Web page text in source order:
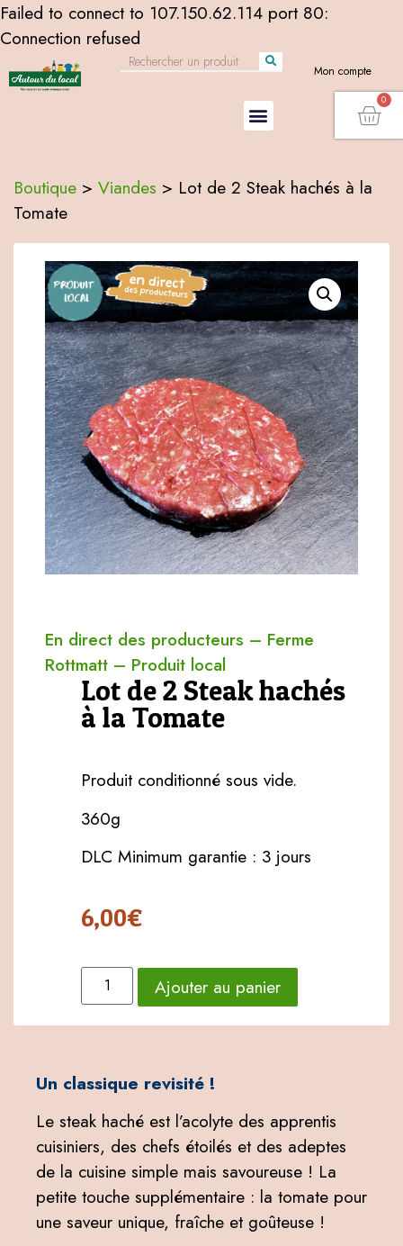
Failed to connect to 107.150.62.114 port 80:
Connection refused
Mon compte
Boutique > Viandes > Lot de 2 Steak hachés à la
Tomate
En direct des producteurs – Ferme
Rottmatt – Produit local
Lot de 2 Steak hachés
à la Tomate
Produit conditionné sous vide.
360g
DLC Minimum garantie : 3 jours
6,00€
Ajouter au panier
Un classique revisité !
Le steak haché est l’acolyte des apprentis
cuisiniers, des chefs étoilés et des adeptes
de la cuisine simple mais savoureuse ! La
petite touche supplémentaire : la tomate pour
une saveur unique, fraîche et goûteuse !